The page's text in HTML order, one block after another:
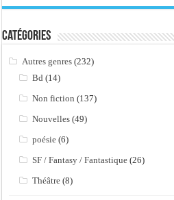
Catégories
Autres genres (232)
Bd (14)
Non fiction (137)
Nouvelles (49)
poésie (6)
SF / Fantasy / Fantastique (26)
Théâtre (8)